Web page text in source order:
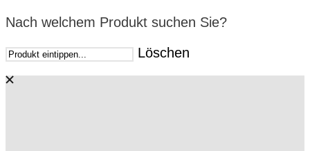
Nach welchem Produkt suchen Sie?
Löschen